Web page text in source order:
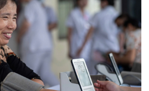
Câu chuyện thời sự
Đọc truyện đêm khuya
Cửa sổ tình yêu
Kể chuyện cho bé
Hạt giống tâm hồn